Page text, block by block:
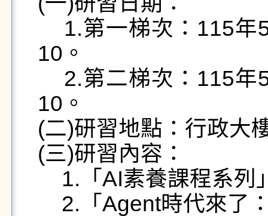
10。
10。
(二)研習地點：行政大
(三)研習內容：